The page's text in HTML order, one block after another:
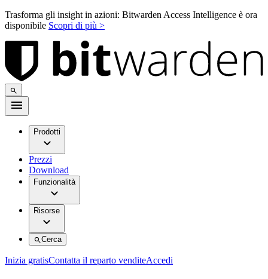
Trasforma gli insight in azioni: Bitwarden Access Intelligence è ora
disponibile Scopri di più >
Prodotti
Prezzi
Download
Funzionalità
Risorse
Cerca
Inizia gratisContatta il reparto venditeAccedi